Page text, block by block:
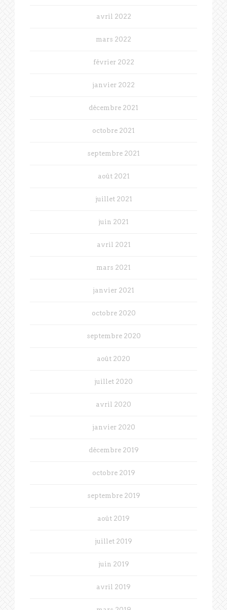
avril 2022
mars 2022
février 2022
janvier 2022
décembre 2021
octobre 2021
septembre 2021
août 2021
juillet 2021
juin 2021
avril 2021
mars 2021
janvier 2021
octobre 2020
septembre 2020
août 2020
juillet 2020
avril 2020
janvier 2020
décembre 2019
octobre 2019
septembre 2019
août 2019
juillet 2019
juin 2019
avril 2019